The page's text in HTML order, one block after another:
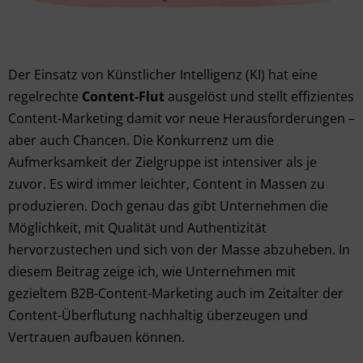
Der Einsatz von Künstlicher Intelligenz (KI) hat eine
regelrechte Content-Flut ausgelöst und stellt effizientes
Content-Marketing damit vor neue Herausforderungen –
aber auch Chancen. Die Konkurrenz um die
Aufmerksamkeit der Zielgruppe ist intensiver als je
zuvor. Es wird immer leichter, Content in Massen zu
produzieren. Doch genau das gibt Unternehmen die
Möglichkeit, mit Qualität und Authentizität
hervorzustechen und sich von der Masse abzuheben. In
diesem Beitrag zeige ich, wie Unternehmen mit
gezieltem B2B-Content-Marketing auch im Zeitalter der
Content-Überflutung nachhaltig überzeugen und
Vertrauen aufbauen können.